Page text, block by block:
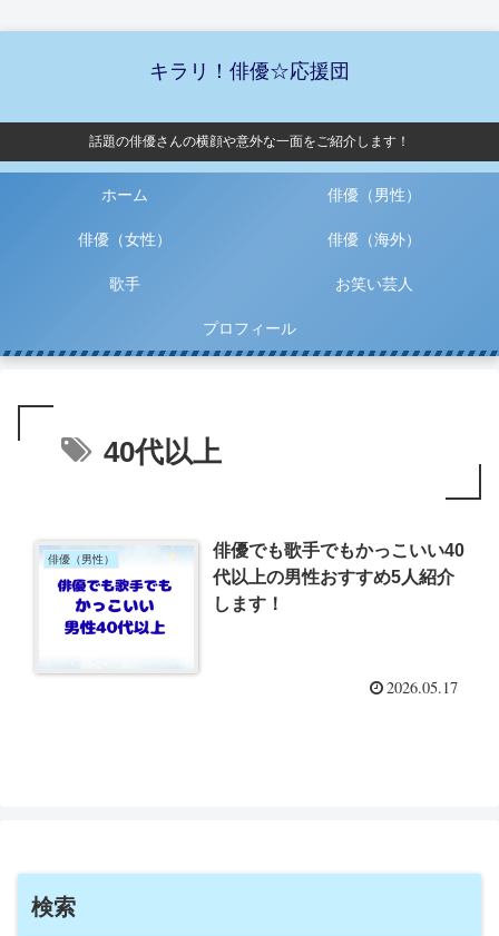
キラリ！俳優☆応援団
話題の俳優さんの横顔や意外な一面をご紹介します！
ホーム 俳優（男性）
俳優（女性） 俳優（海外）
歌手 お笑い芸人
プロフィール
40代以上
俳優（男性）
俳優でも歌手でもかっこいい40
代以上の男性おすすめ5人紹介
します！
2026.05.17
検索